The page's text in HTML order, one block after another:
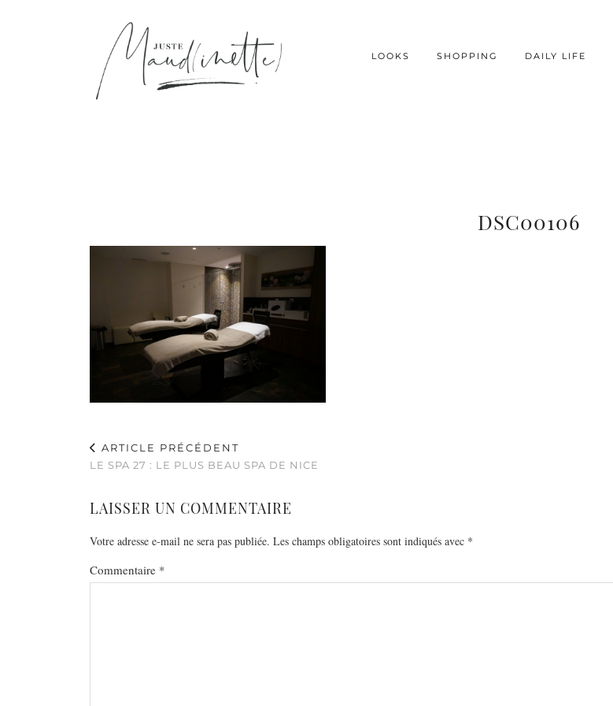
LOOKS SHOPPING DAILY LIFE
DSC00106
ARTICLE PRÉCÉDENT
LE SPA 27 : LE PLUS BEAU SPA DE NICE
LAISSER UN COMMENTAIRE
Votre adresse e-mail ne sera pas publiée. Les champs obligatoires sont indiqués avec *
Commentaire *